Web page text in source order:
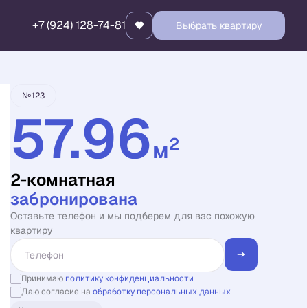
+7 (924) 128-74-81 Выбрать квартиру
Квартира забронирована
№123
57.96м2
2-комнатная
забронирована
Оставьте телефон и мы подберем для вас похожую
квартиру
Принимаю политику конфиденциальности
Даю согласие наобработку персональных данных